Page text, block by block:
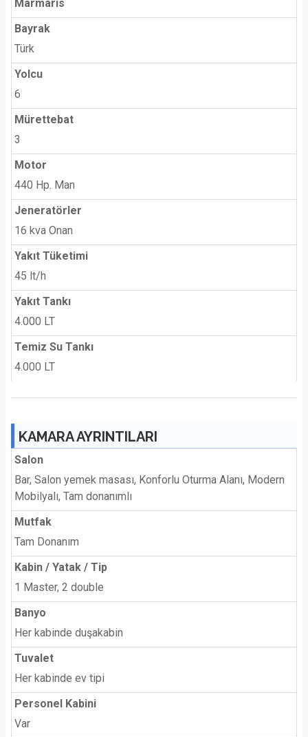
Marmaris
Bayrak
Türk
Yolcu
6
Mürettebat
3
Motor
440 Hp. Man
Jeneratörler
16 kva Onan
Yakıt Tüketimi
45 lt/h
Yakıt Tankı
4.000 LT
Temiz Su Tankı
4.000 LT
KAMARA AYRINTILARI
Salon
Bar, Salon yemek masası, Konforlu Oturma Alanı, Modern
Mobilyalı, Tam donanımlı
Mutfak
Tam Donanım
Kabin / Yatak / Tip
1 Master, 2 double
Banyo
Her kabinde duşakabin
Tuvalet
Her kabinde ev tipi
Personel Kabini
Var